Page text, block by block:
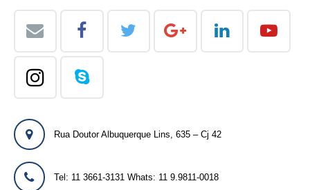
Rua Doutor Albuquerque Lins, 635 – Cj 42
Tel: 11 3661-3131 Whats: 11 9.9811-0018